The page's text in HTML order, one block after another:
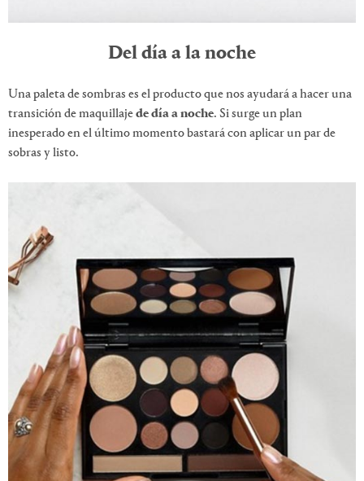
Del día a la noche
Una paleta de sombras es el producto que nos ayudará a hacer una
transición de maquillajede día a noche. Si surge un plan
inesperado en el último momento bastará con aplicar un par de
sobras y listo.